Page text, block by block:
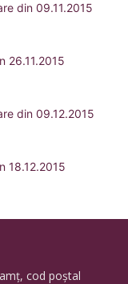
din 09.11.2015
26.11.2015
din 09.12.2015
18.12.2015
cod poştal